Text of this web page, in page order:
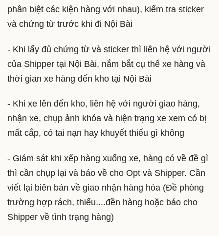
phân biệt các kiện hàng với nhau), kiểm tra sticker
và chứng từ trước khi đi Nội Bài
- Khi lấy đủ chứng từ và sticker thì liên hệ với người
của Shipper tại Nội Bài, nắm bắt cụ thể xe hàng và
thời gian xe hàng đến kho tại Nội Bài
- Khi xe lên đến kho, liên hệ với người giao hàng,
nhận xe, chụp ảnh khóa và hiện trạng xe xem có bị
mất cắp, có tai nạn hay khuyết thiếu gì không
- Giám sát khi xếp hàng xuống xe, hàng có về đề gì
thì cần chụp lại và báo về cho Opt và Shipper. Cần
viết lại biên bản về giao nhận hàng hóa (Đề phòng
trường hợp rách, thiếu....đền hàng hoặc báo cho
Shipper về tình trạng hàng)